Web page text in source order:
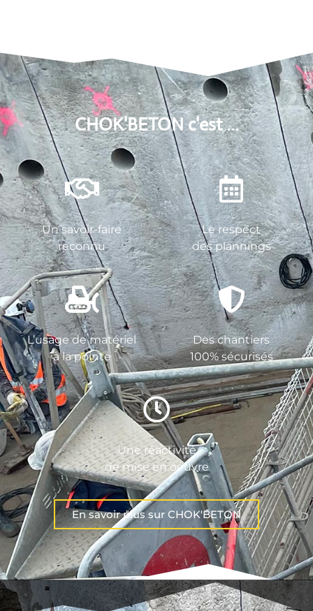
CHOK'BETON c'est ...
Un savoir-faire
reconnu
Le respect
des plannings
L’usage de matériel
à la pointe
Des chantiers
100% sécurisés
Une réactivité
de mise en oeuvre
En savoir plus sur CHOK'BETON